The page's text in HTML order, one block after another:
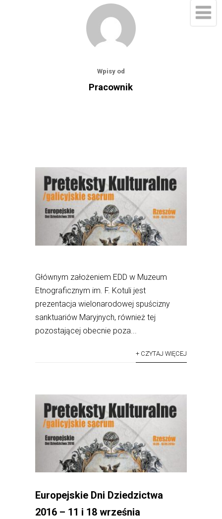
Wpisy od
Pracownik
Głównym założeniem EDD w Muzeum
Etnograficznym im. F. Kotuli jest
prezentacja wielonarodowej spuścizny
sanktuariów Maryjnych, również tej
pozostającej obecnie poza...
+ CZYTAJ WIĘCEJ
Europejskie Dni Dziedzictwa
2016 – 11 i 18 września